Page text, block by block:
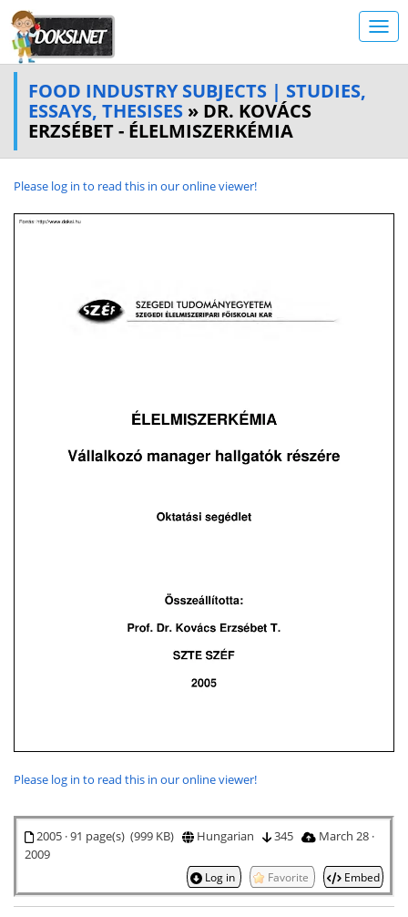
FOOD INDUSTRY SUBJECTS | STUDIES,
ESSAYS, THESISES » DR. KOVÁCS
ERZSÉBET - ÉLELMISZERKÉMIA
Please log in to read this in our online viewer!
Please log in to read this in our online viewer!
2005 · 91 page(s) (999 KB) Hungarian 345
March 28 ·
2009
Log in Favorite Embed